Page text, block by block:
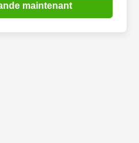
maintenant